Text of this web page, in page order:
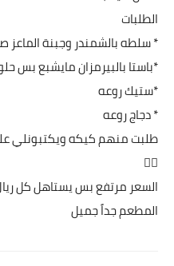
الطلبات
* سلطه بالشمندر وجبنة الماعز
*باستا بالبيرمزان مايشبع بس
*ستيك روعه
* دجاج روعه
طلبت منهم كيكه ويكتبونلي
👍🏻
السعر مرتفع بس يستاهل كل
المطعم جداً جميل